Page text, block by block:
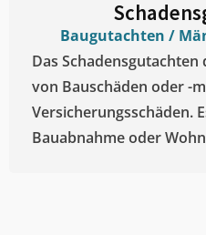
Baugutachten /
Das
von Bauschäden oder -
Versicherungsschäden.
Bauabnahme oder